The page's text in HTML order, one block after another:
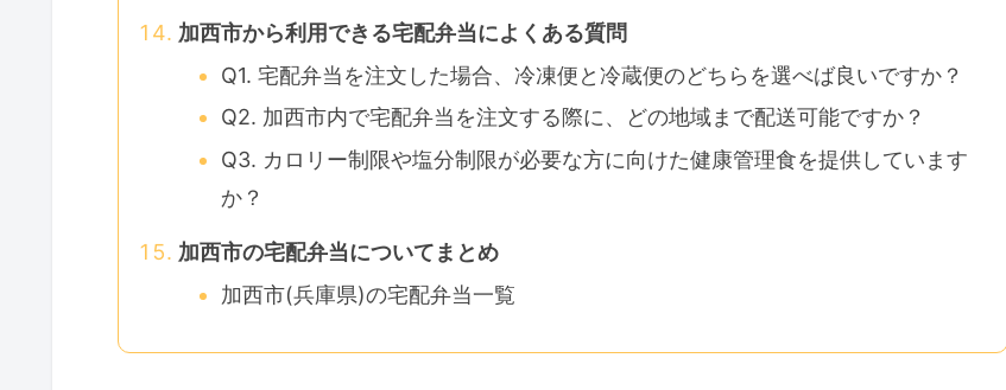
加西市から利用できる宅配弁当によくある質問
Q1. 宅配弁当を注文した場合、冷凍便と冷蔵便のどちらを選べば良いですか？
Q2. 加西市内で宅配弁当を注文する際に、どの地域まで配送可能ですか？
Q3. カロリー制限や塩分制限が必要な方に向けた健康管理食を提供しています
か？
加西市の宅配弁当についてまとめ
加西市(兵庫県)の宅配弁当一覧